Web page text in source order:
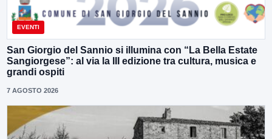
EVENTI
San Giorgio del Sannio si illumina con “La Bella Estate
Sangiorgese”: al via la III edizione tra cultura, musica e
grandi ospiti
7 AGOSTO 2026